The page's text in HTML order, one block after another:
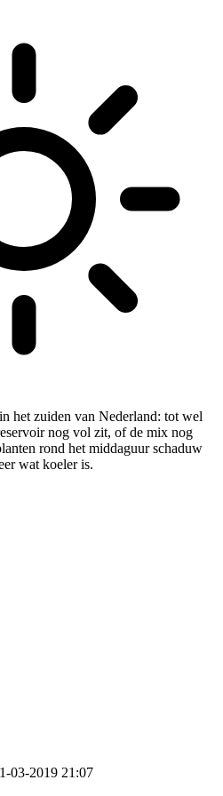
het zuiden van Nederland: tot wel
nog vol zit, of de mix nog
rond het middaguur schaduw
wat koeler is.
03-2019 21:07